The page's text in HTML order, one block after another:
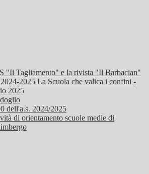
"Il Tagliamento" e la rivista "Il Barbacian"
2024-2025 La Scuola che valica i confini -
2025
dell'a.s. 2024/2025
di orientamento scuole medie di